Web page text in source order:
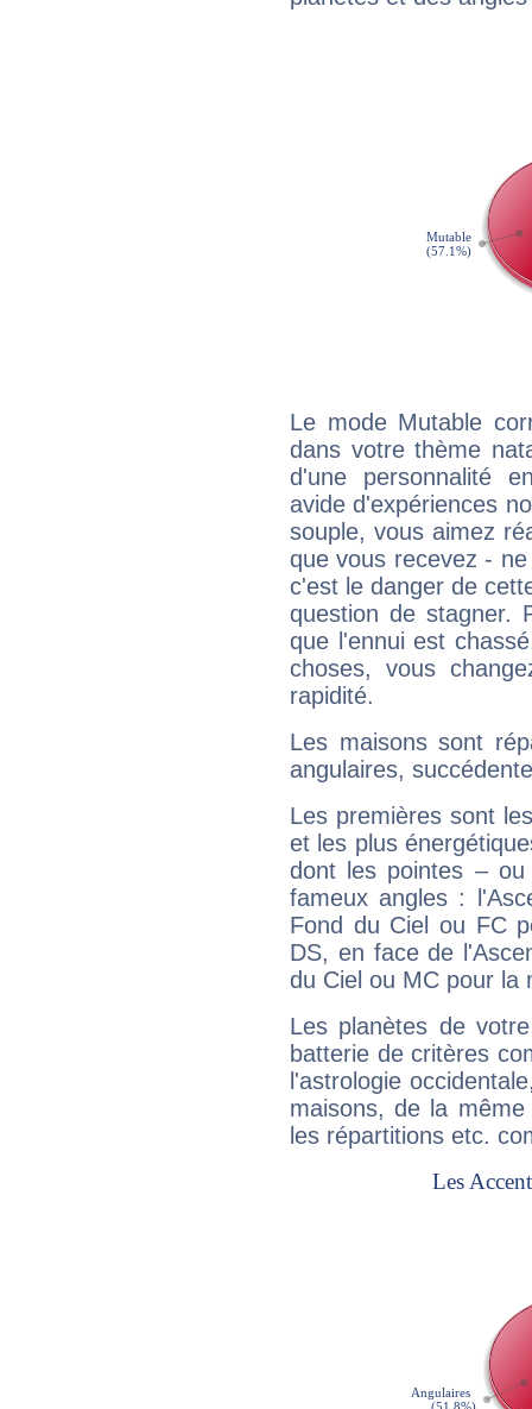
Le mode Mutable
dans votre thème
d'une personnalité
avide d'expériences
souple, vous aimez
que vous recevez -
c'est le danger de
question de stagner.
que l'ennui est
choses, vous
rapidité.
Les maisons sont
angulaires,
Les premières sont
et les plus
dont les pointes –
fameux angles :
Fond du Ciel ou FC
DS, en face de
du Ciel ou MC pour la
Les planètes de
batterie de critères
l'astrologie
maisons, de la
les répartitions etc.